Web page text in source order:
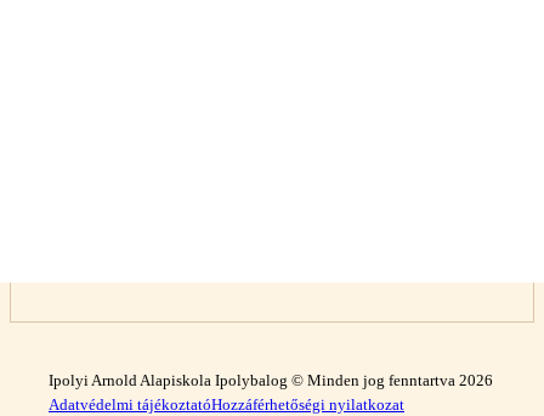
Ipolyi Arnold Alapiskola Ipolybalog © Minden jog fenntartva 2026
Adatvédelmi tájékoztatóHozzáférhetőségi nyilatkozat